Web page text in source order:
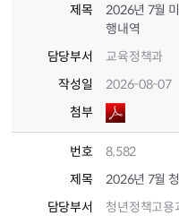
제목
2026년 7월
행내역
담당부서
교육정책과
작성일
2026-08-07
첨부
번호
8,582
제목
2026년 7월
담당부서
청년정책고용